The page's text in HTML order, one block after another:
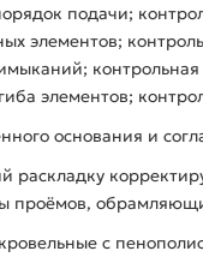
подачи;
элементов;
контрольная
элементов;
основания и
раскладку
проёмов,
с